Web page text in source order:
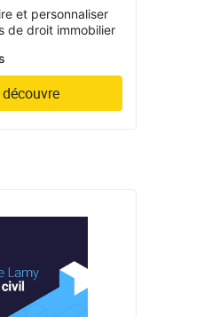
et personnaliser
de droit immobilier